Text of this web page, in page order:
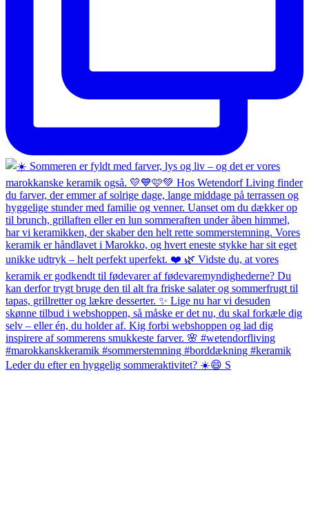
Leder du efter en hyggelig sommeraktivitet? ☀️😄 S